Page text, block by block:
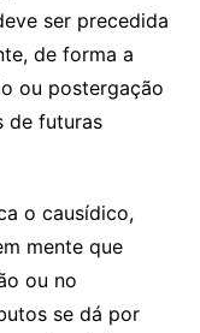
ser precedida
de forma a
ou postergação
de futuras
o causídico,
mente que
ou no
se dá por